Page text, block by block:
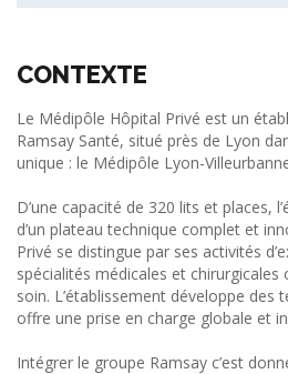
CONTEXTE
Le Médipôle Hôpital Privé est un
Ramsay Santé, situé près de Lyon
unique : le Médipôle Lyon-
D’une capacité de 320 lits et places,
d’un plateau technique complet et
Privé se distingue par ses activités
spécialités médicales et chirurgicales
soin. L’établissement développe des
offre une prise en charge globale et
Intégrer le groupe Ramsay c’est